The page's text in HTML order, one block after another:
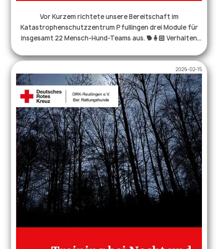
Vor Kurzem richtete unsere Bereitschaft im
Katastrophenschutzzentrum Pfullingen drei Module für
insgesamt 22 Mensch-Hund-Teams aus. 🐕🧍🏻 Verhalten
zukünftige Arbeit. 🦮🧍🏻‍♀️ Grundgehorsam – Überprüfung
Voraussetzung für künftige Trümmerprüfungen. Wir
freuen uns, allen Teilnehmerinnen und Teilnehmern des
Moduls Verhalten und Grundfertigkeiten und dem Modul
Grundgehorsam gratulieren zu dürfen! Wir wünschen
euch viel Freude auf eurem weiteren Weg in der RH-Arbeit.
♥️ Besonders gratulieren wir aus unserer Bereitschaft: 🥳
Christina mit Joey zu den bestandenen Modulen Verhalten
und Grundgehorsam. 🤩 Zum bestandenen Modul
Gewandtheit gratulieren wir außerdem: Ralf mit Eddie,
Marion mit Niki, René mit Grimm und Cane sowie Damaris
mit Grimm und Cane. Ein großes Dankeschön geht an die
vier Prüferinnen Tanya, Zachura, Katharina und Almuth,
die über den langen Tag hinweg alle Teams fair bewertet
euch wäre ein so großes Event nicht möglich gewesen! 🫶 .
2026-02-15